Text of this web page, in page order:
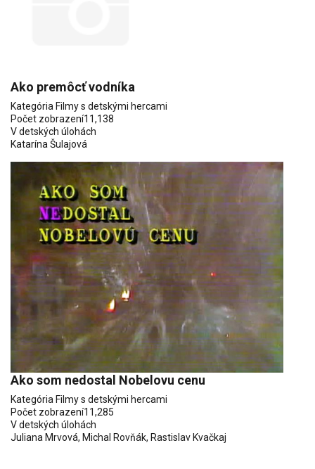
Ako premôcť vodníka
Kategória Filmy s detskými hercami
Počet zobrazení11,138
V detských úlohách
Katarína Šulajová
Ako som nedostal Nobelovu cenu
Kategória Filmy s detskými hercami
Počet zobrazení11,285
V detských úlohách
Juliana Mrvová, Michal Rovňák, Rastislav Kvačkaj